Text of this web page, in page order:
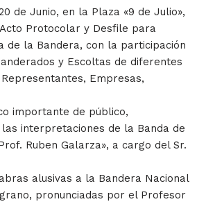
de Junio, en la Plaza «9 de Julio»,
Protocolar y Desfile para
de la Bandera, con la participación
y Escoltas de diferentes
Empresas,
importante de público,
interpretaciones de la Banda de
Ruben Galarza», a cargo del Sr.
alusivas a la Bandera Nacional
pronunciadas por el Profesor